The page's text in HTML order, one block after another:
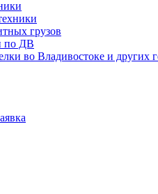
грузов
по ДВ
во Владивостоке и других